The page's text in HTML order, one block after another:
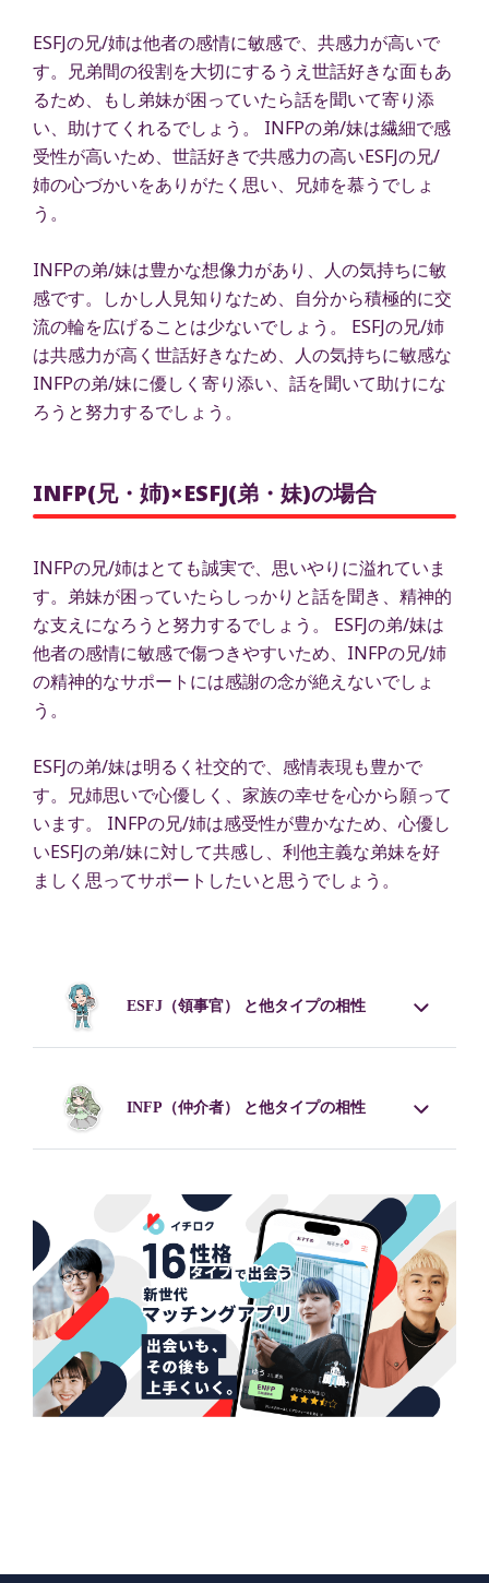
ESFJの兄/姉は他者の感情に敏感で、共感力が高いで
す。兄弟間の役割を大切にするうえ世話好きな面もあ
るため、もし弟妹が困っていたら話を聞いて寄り添
い、助けてくれるでしょう。 INFPの弟/妹は繊細で感
受性が高いため、世話好きで共感力の高いESFJの兄/
姉の心づかいをありがたく思い、兄姉を慕うでしょ
う。
INFPの弟/妹は豊かな想像力があり、人の気持ちに敏
感です。しかし人見知りなため、自分から積極的に交
流の輪を広げることは少ないでしょう。 ESFJの兄/姉
は共感力が高く世話好きなため、人の気持ちに敏感な
INFPの弟/妹に優しく寄り添い、話を聞いて助けにな
ろうと努力するでしょう。
INFP(兄・姉)×ESFJ(弟・妹)の場合
INFPの兄/姉はとても誠実で、思いやりに溢れていま
す。弟妹が困っていたらしっかりと話を聞き、精神的
な支えになろうと努力するでしょう。 ESFJの弟/妹は
他者の感情に敏感で傷つきやすいため、INFPの兄/姉
の精神的なサポートには感謝の念が絶えないでしょ
う。
ESFJの弟/妹は明るく社交的で、感情表現も豊かで
す。兄姉思いで心優しく、家族の幸せを心から願って
います。 INFPの兄/姉は感受性が豊かなため、心優し
いESFJの弟/妹に対して共感し、利他主義な弟妹を好
ましく思ってサポートしたいと思うでしょう。
ESFJ （領事官） と他タイプの相性
INFP （仲介者） と他タイプの相性